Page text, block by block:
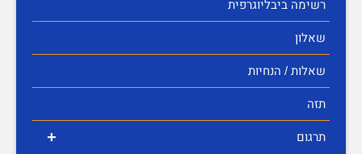
רשימה ביבליוגרפית
שאלון
שאלות / הנחיות
תזה
+ תרגום